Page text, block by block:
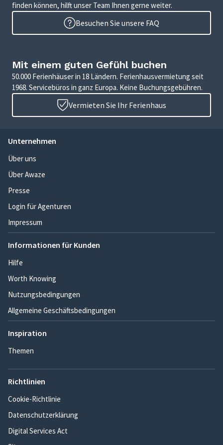
finden können, hilft unser Team Ihnen gerne weiter.
Besuchen Sie unsere FAQ
Mit einem guten Gefühl buchen
50.000 Ferienhäuser in 18 Ländern. Ferienhausvermietung seit
1968. Servicebüros in ganz Europa. Keine Buchungsgebühren.
Vermieten Sie Ihr Ferienhaus
Unternehmen
Über uns
Über Awaze
Presse
Login für Agenturen
Impressum
Informationen für Kunden
Hilfe
Worth Knowing
Nutzungsbedingungen
Allgemeine Geschäftsbedingungen
Inspiration
Themen
Richtlinien
Cookie-Richtlinie
Datenschutzerklärung
Digital Services Act